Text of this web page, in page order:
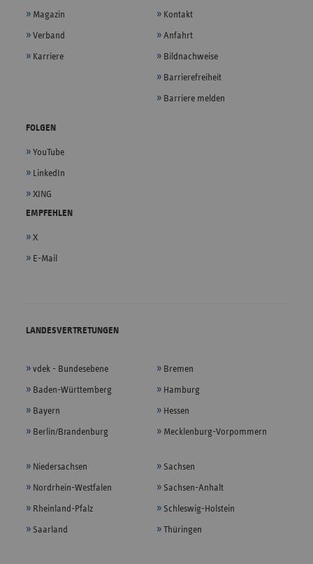
Magazin
Verband
Karriere
Kontakt
Anfahrt
Bildnachweise
Barrierefreiheit
Barriere melden
FOLGEN
YouTube
LinkedIn
XING
EMPFEHLEN
X
E-Mail
LANDESVERTRETUNGEN
vdek - Bundesebene
Baden-Württemberg
Bayern
Berlin/Brandenburg
Bremen
Hamburg
Hessen
Mecklenburg-Vorpommern
Niedersachsen
Nordrhein-Westfalen
Rheinland-Pfalz
Saarland
Sachsen
Sachsen-Anhalt
Schleswig-Holstein
Thüringen